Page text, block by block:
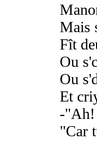
Mais
Fît
Ou
Ou
Et
-"Ah!
"Car